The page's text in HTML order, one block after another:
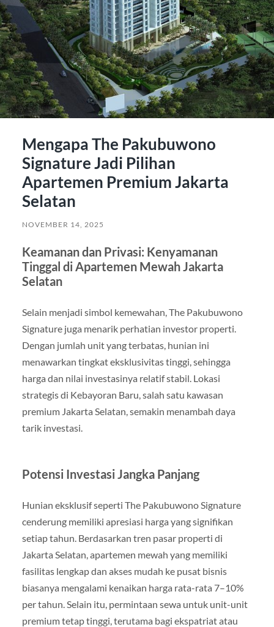
Mengapa The Pakubuwono
Signature Jadi Pilihan
Apartemen Premium Jakarta
Selatan
NOVEMBER 14, 2025
Keamanan dan Privasi: Kenyamanan
Tinggal di Apartemen Mewah Jakarta
Selatan
Selain menjadi simbol kemewahan, The Pakubuwono
Signature juga menarik perhatian investor properti.
Dengan jumlah unit yang terbatas, hunian ini
menawarkan tingkat eksklusivitas tinggi, sehingga
harga dan nilai investasinya relatif stabil. Lokasi
strategis di Kebayoran Baru, salah satu kawasan
premium Jakarta Selatan, semakin menambah daya
tarik investasi.
Potensi Investasi Jangka Panjang
Hunian eksklusif seperti The Pakubuwono Signature
cenderung memiliki apresiasi harga yang signifikan
setiap tahun. Berdasarkan tren pasar properti di
Jakarta Selatan, apartemen mewah yang memiliki
fasilitas lengkap dan akses mudah ke pusat bisnis
biasanya mengalami kenaikan harga rata-rata 7–10%
per tahun. Selain itu, permintaan sewa untuk unit-unit
premium tetap tinggi, terutama bagi ekspatriat atau